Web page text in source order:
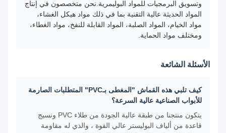
وتسويق البرمجيات للمواد البوليمرية.نحن متخصصون في إنتاج
المواد الحديثة عالية التقنية بما في ذلك مواد هيكل الغشاء،
مواد الخيام، المواد الصلبة، المواد القابلة للنفخ، مواد الغطاء،
ومختلف مواد الحماية.
الأسئلة الشائعة
كيف تلبي هذه القماش "المغطى بـPVC" المتطلبات الصارمة
للأبواب الصناعية عالية السرعة؟
يتكون منتجنا من طبقة عالية الجودة من طلاء PVC ونسيج
قاعدة من ألياف البوليستر عالي القوة ، والذي له مقاومة